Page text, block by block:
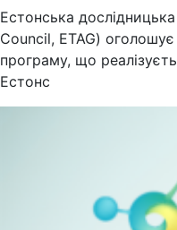
Естонська
Council, ETAG)
програму, що
Естонс